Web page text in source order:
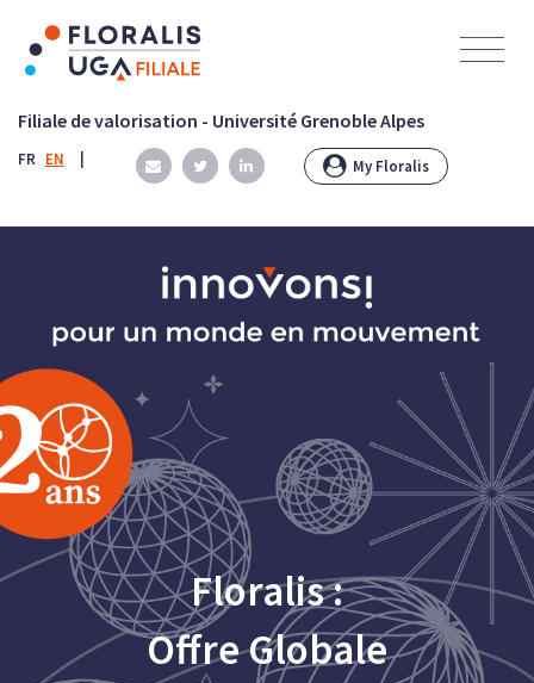
Filiale de valorisation - Université Grenoble Alpes
FR EN My Floralis
Floralis :
Offre Globale